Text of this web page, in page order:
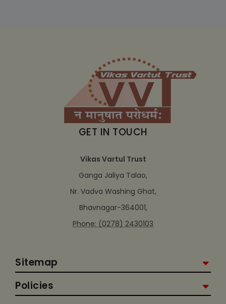
GET IN TOUCH
Vikas Vartul Trust
Ganga Jaliya Talao,
Nr. Vadva Washing Ghat,
Bhavnagar-364001,
Phone: (0278) 2430103
Sitemap
Policies